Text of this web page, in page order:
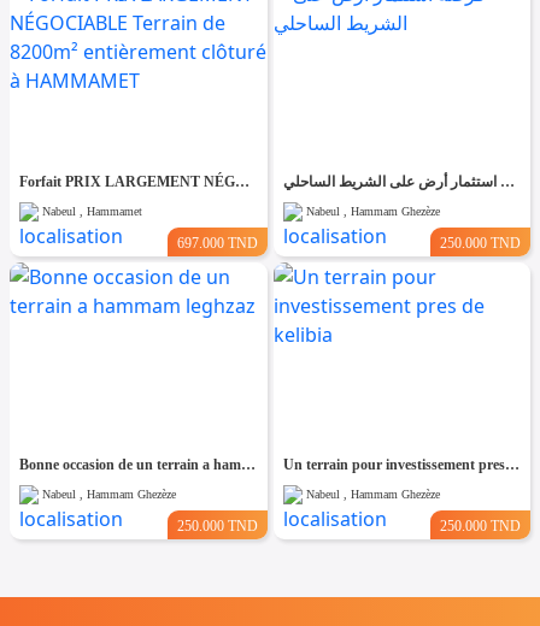
Forfait PRIX LARGEMENT NÉGOCIABLE Terrain de 8200m² entièrement clôturé à HAMMAMET
Nabeul , Hammamet
697.000 TND
فرصة استثمار أرض على الشريط الساحلي
Nabeul , Hammam Ghezèze
250.000 TND
Bonne occasion de un terrain a hammam leghzaz
Nabeul , Hammam Ghezèze
250.000 TND
Un terrain pour investissement pres de kelibia
Nabeul , Hammam Ghezèze
250.000 TND